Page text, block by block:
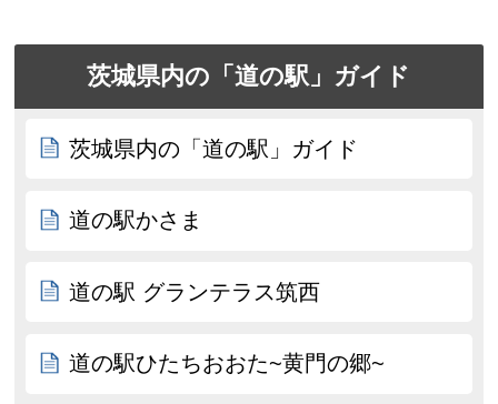
茨城県内の「道の駅」ガイド
茨城県内の「道の駅」ガイド
道の駅かさま
道の駅 グランテラス筑西
道の駅ひたちおおた~黄門の郷~